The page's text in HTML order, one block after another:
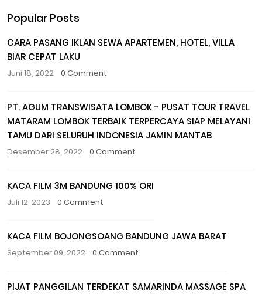
Popular Posts
CARA PASANG IKLAN SEWA APARTEMEN, HOTEL, VILLA
BIAR CEPAT LAKU
Juni 18, 2022 0 Comment
PT. AGUM TRANSWISATA LOMBOK - PUSAT TOUR TRAVEL
MATARAM LOMBOK TERBAIK TERPERCAYA SIAP MELAYANI
TAMU DARI SELURUH INDONESIA JAMIN MANTAB
Desember 28, 2022 0 Comment
KACA FILM 3M BANDUNG 100% ORI
Juli 12, 2023 0 Comment
KACA FILM BOJONGSOANG BANDUNG JAWA BARAT
September 09, 2022 0 Comment
PIJAT PANGGILAN TERDEKAT SAMARINDA MASSAGE SPA